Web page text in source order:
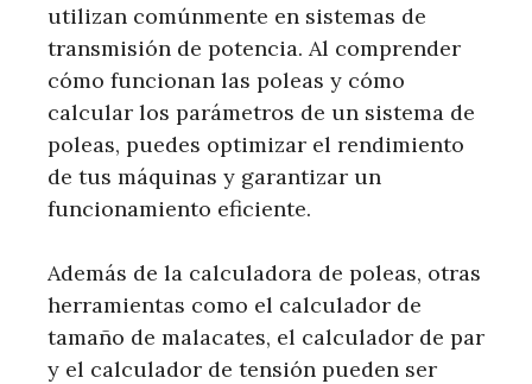
utilizan comúnmente en sistemas de
transmisión de potencia. Al comprender
cómo funcionan las poleas y cómo
calcular los parámetros de un sistema de
poleas, puedes optimizar el rendimiento
de tus máquinas y garantizar un
funcionamiento eficiente.
Además de la calculadora de poleas, otras
herramientas como el calculador de
tamaño de malacates, el calculador de par
y el calculador de tensión pueden ser